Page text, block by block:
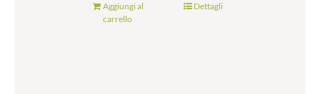
Aggiungi al
carrello
Dettagli